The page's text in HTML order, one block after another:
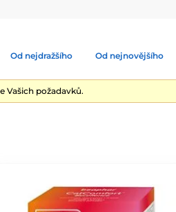
Od nejdražšího Od nejnovějšího
Vašich požadavků.